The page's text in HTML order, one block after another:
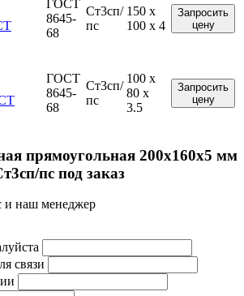
ГОСТ
8645-
68
Ст3сп/
пс
150 x
100 x 4
Запросить
цену
ГОСТ
8645-
68
Ст3сп/
пс
100 x
80 x
3.5
Запросить
цену
прямоугольная 200x160x5 мм
пс под заказ
и наш менеджер
связи